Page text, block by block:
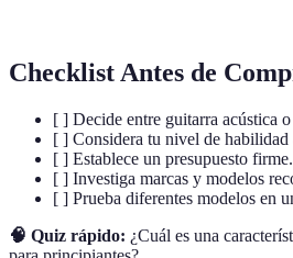
Checklist Antes de
[ ] Decide entre guitarra acústica
[ ] Considera tu nivel de habilidad
[ ] Establece un presupuesto firme.
[ ] Investiga marcas y modelos
[ ] Prueba diferentes modelos en
🧠 Quiz rápido: ¿Cuál es una